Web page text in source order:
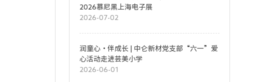
2026慕尼黑上海电子展
2026-07-02
润童心・伴成长 | 中仑新材党支部“六一”爱
心活动走进芸美小学
2026-06-01